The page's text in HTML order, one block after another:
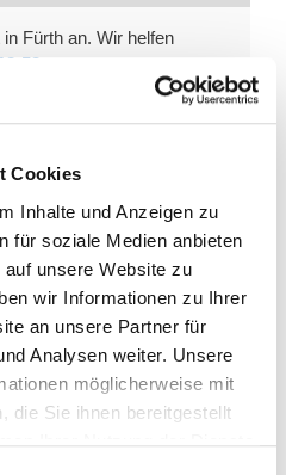
Cookies
Inhalte und Anzeigen zu
für soziale Medien anbieten
unsere Website zu
wir Informationen zu Ihrer
an unsere Partner für
Analysen weiter. Unsere
möglicherweise mit
die Sie ihnen bereitgestellt
Fürth an. Wir helfen
53